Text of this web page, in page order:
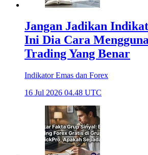
Jangan Jadikan
Ini Dia Cara
Trading Yang Benar
Indikator Emas dan Forex
16 Jul 2026 04.48 UTC